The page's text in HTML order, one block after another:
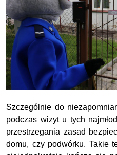
Szczególnie do
podczas wizyt u tych
przestrzegania zasad
domu, czy podwórku. Takie